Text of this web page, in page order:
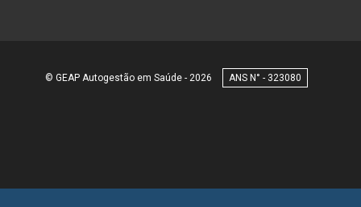
© GEAP Autogestão em Saúde - 2026 323080